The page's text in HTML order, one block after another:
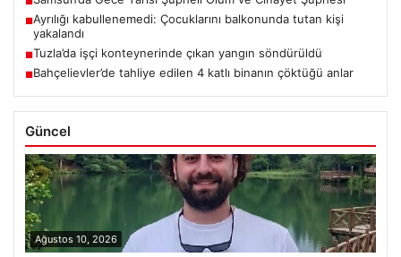
■Ayrılığı kabullenemedi: Çocuklarını balkonunda tutan kişi
yakalandı
■Tuzla’da işçi konteynerinde çıkan yangın söndürüldü
■Bahçelievler’de tahliye edilen 4 katlı binanın çöktüğü anlar
Güncel
Ağustos 10, 2026